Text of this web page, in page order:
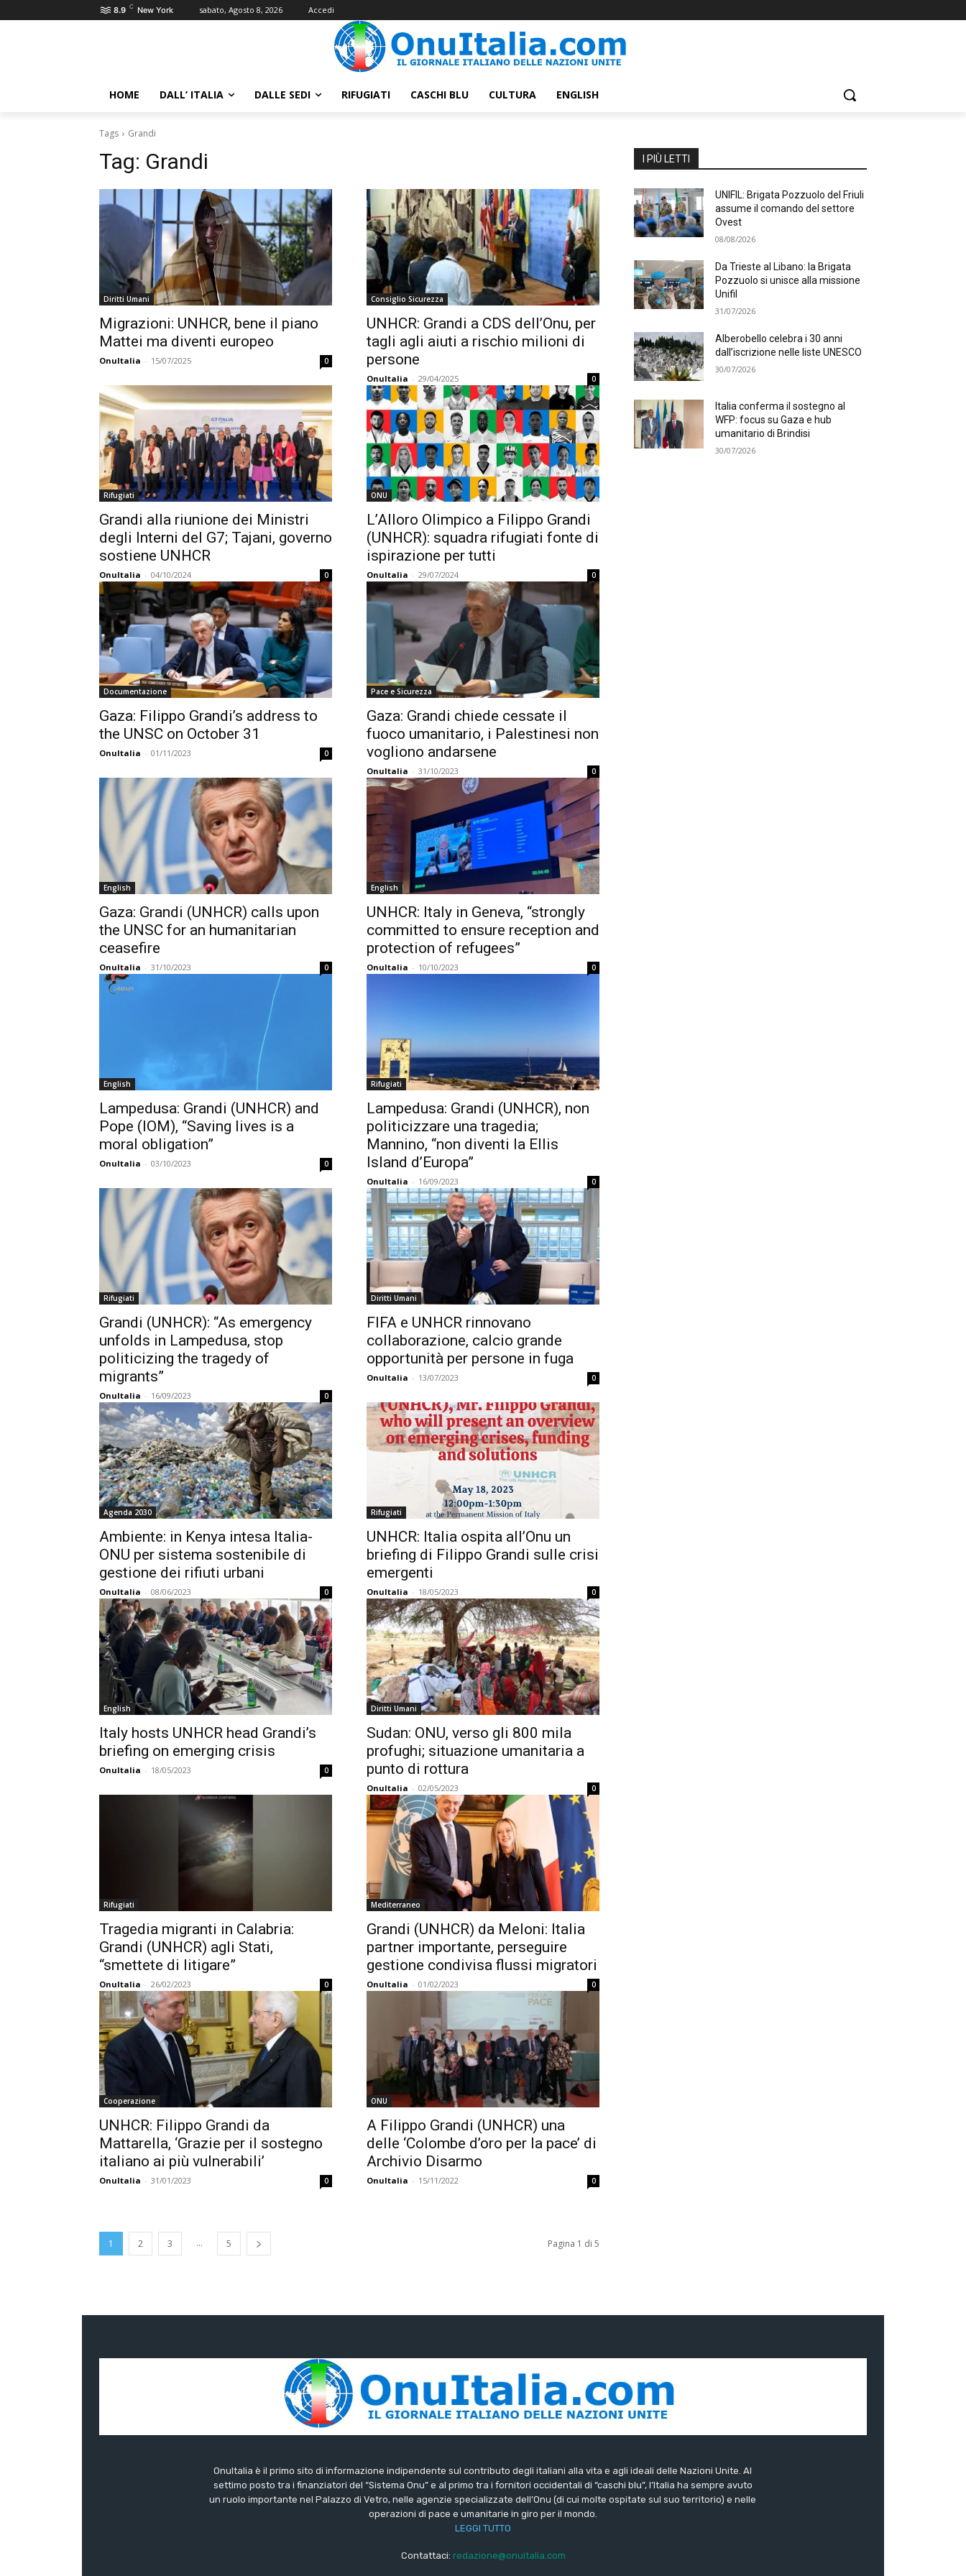
8.9 C New York sabato, Agosto 8, 2026 Accedi
HOME DALL’ ITALIA DALLE SEDI RIFUGIATI CASCHI BLU CULTURA ENGLISH
Tags Grandi
Tag: Grandi
Diritti Umani
Migrazioni: UNHCR, bene il piano
Mattei ma diventi europeo
OnuItalia - 15/07/2025 0
Consiglio Sicurezza
UNHCR: Grandi a CDS dell’Onu, per
tagli agli aiuti a rischio milioni di
persone
OnuItalia - 29/04/2025 0
Rifugiati
Grandi alla riunione dei Ministri
degli Interni del G7; Tajani, governo
sostiene UNHCR
OnuItalia - 04/10/2024 0
ONU
L’Alloro Olimpico a Filippo Grandi
(UNHCR): squadra rifugiati fonte di
ispirazione per tutti
OnuItalia - 29/07/2024 0
Documentazione
Gaza: Filippo Grandi’s address to
the UNSC on October 31
OnuItalia - 01/11/2023 0
Pace e Sicurezza
Gaza: Grandi chiede cessate il
fuoco umanitario, i Palestinesi non
vogliono andarsene
OnuItalia - 31/10/2023 0
English
Gaza: Grandi (UNHCR) calls upon
the UNSC for an humanitarian
ceasefire
OnuItalia - 31/10/2023 0
English
UNHCR: Italy in Geneva, “strongly
committed to ensure reception and
protection of refugees”
OnuItalia - 10/10/2023 0
English
Lampedusa: Grandi (UNHCR) and
Pope (IOM), “Saving lives is a
moral obligation”
OnuItalia - 03/10/2023 0
Rifugiati
Lampedusa: Grandi (UNHCR), non
politicizzare una tragedia;
Mannino, “non diventi la Ellis
Island d’Europa”
OnuItalia - 16/09/2023 0
Rifugiati
Grandi (UNHCR): “As emergency
unfolds in Lampedusa, stop
politicizing the tragedy of
migrants”
OnuItalia - 16/09/2023 0
Diritti Umani
FIFA e UNHCR rinnovano
collaborazione, calcio grande
opportunità per persone in fuga
OnuItalia - 13/07/2023 0
Agenda 2030
Ambiente: in Kenya intesa Italia-
ONU per sistema sostenibile di
gestione dei rifiuti urbani
OnuItalia - 08/06/2023 0
Rifugiati
UNHCR: Italia ospita all’Onu un
briefing di Filippo Grandi sulle crisi
emergenti
OnuItalia - 18/05/2023 0
English
Italy hosts UNHCR head Grandi’s
briefing on emerging crisis
OnuItalia - 18/05/2023 0
Diritti Umani
Sudan: ONU, verso gli 800 mila
profughi; situazione umanitaria a
punto di rottura
OnuItalia - 02/05/2023 0
Rifugiati
Tragedia migranti in Calabria:
Grandi (UNHCR) agli Stati,
“smettete di litigare”
OnuItalia - 26/02/2023 0
Mediterraneo
Grandi (UNHCR) da Meloni: Italia
partner importante, perseguire
gestione condivisa flussi migratori
OnuItalia - 01/02/2023 0
Cooperazione
UNHCR: Filippo Grandi da
Mattarella, ‘Grazie per il sostegno
italiano ai più vulnerabili’
OnuItalia - 31/01/2023 0
ONU
A Filippo Grandi (UNHCR) una
delle ‘Colombe d’oro per la pace’ di
Archivio Disarmo
OnuItalia - 15/11/2022 0
1 2 3 ... 5 Pagina 1 di 5
I PIÙ LETTI
UNIFIL: Brigata Pozzuolo del Friuli
assume il comando del settore
Ovest
08/08/2026
Da Trieste al Libano: la Brigata
Pozzuolo si unisce alla missione
Unifil
31/07/2026
Alberobello celebra i 30 anni
dall’iscrizione nelle liste UNESCO
30/07/2026
Italia conferma il sostegno al
WFP: focus su Gaza e hub
umanitario di Brindisi
30/07/2026
OnuItalia è il primo sito di informazione indipendente sul contributo degli italiani alla vita e agli ideali delle Nazioni Unite. Al
settimo posto tra i finanziatori del “Sistema Onu” e al primo tra i fornitori occidentali di “caschi blu”, l’Italia ha sempre avuto
un ruolo importante nel Palazzo di Vetro, nelle agenzie specializzate dell’Onu (di cui molte ospitate sul suo territorio) e nelle
operazioni di pace e umanitarie in giro per il mondo.
LEGGI TUTTO
Contattaci: redazione@onuitalia.com